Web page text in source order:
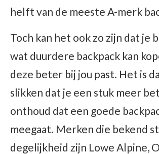
helft van de meeste A-merk
Toch kan het ook zo zijn dat je
wat duurdere backpack kan
deze beter bij jou past. Het is
slikken dat je een stuk meer
onthoud dat een goede
meegaat. Merken die bekend
degelijkheid zijn Lowe Alpine,